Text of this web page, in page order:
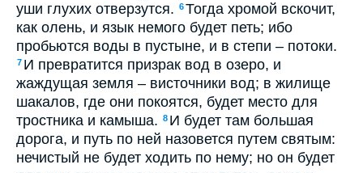
уши глухих отверзутся. 6Тогда хромой вскочит,
как олень, и язык немого будет петь; ибо
пробьются воды в пустыне, и в степи – потоки.
7 И превратится призрак вод в озеро, и
жаждущая земля – висточники вод; в жилище
шакалов, где они покоятся, будет место для
тростника и камыша. 8 И будет там большая
дорога, и путь по ней назовется путем святым:
нечистый не будет ходить по нему; но он будет